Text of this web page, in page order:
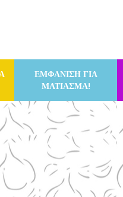
ΕΜΦΑΝΙΣΗ ΓΙΑ
ΜΑΤΙΑΣΜΑ!